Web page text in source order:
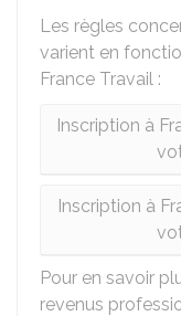
Les règles
varient en
France Travail :
Inscription à
Inscription à
Pour en savoir
revenus